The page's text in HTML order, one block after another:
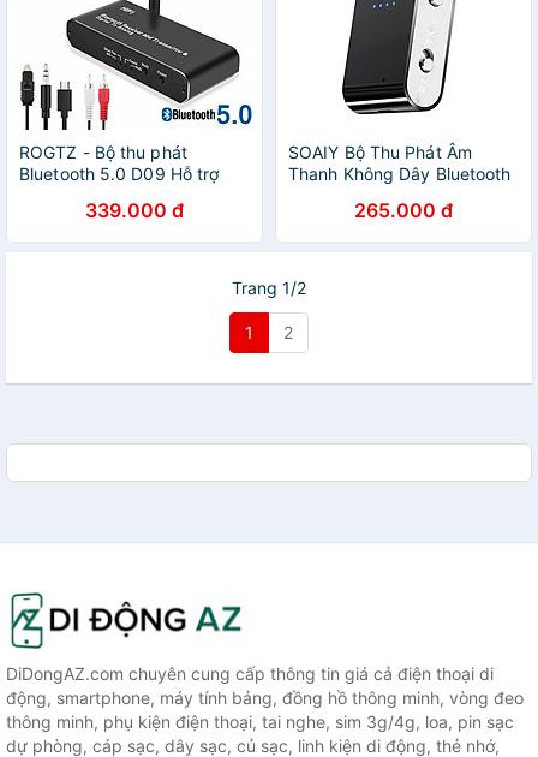
ROGTZ - Bộ thu phát
Bluetooth 5.0 D09 Hỗ trợ
Android/IOS/PC/Laptop/Tablet/Máy
339.000 đ
SOAIY Bộ Thu Phát Âm
Thanh Không Dây Bluetooth
Nhập Khẩu265.000 đ
Trang 1/2
1 2
DiDongAZ.com chuyên cung cấp thông tin giá cả điện thoại di
động, smartphone, máy tính bảng, đồng hồ thông minh, vòng đeo
thông minh, phụ kiện điện thoại, tai nghe, sim 3g/4g, loa, pin sạc
dự phòng, cáp sạc, dây sạc, củ sạc, linh kiện di động, thẻ nhớ,